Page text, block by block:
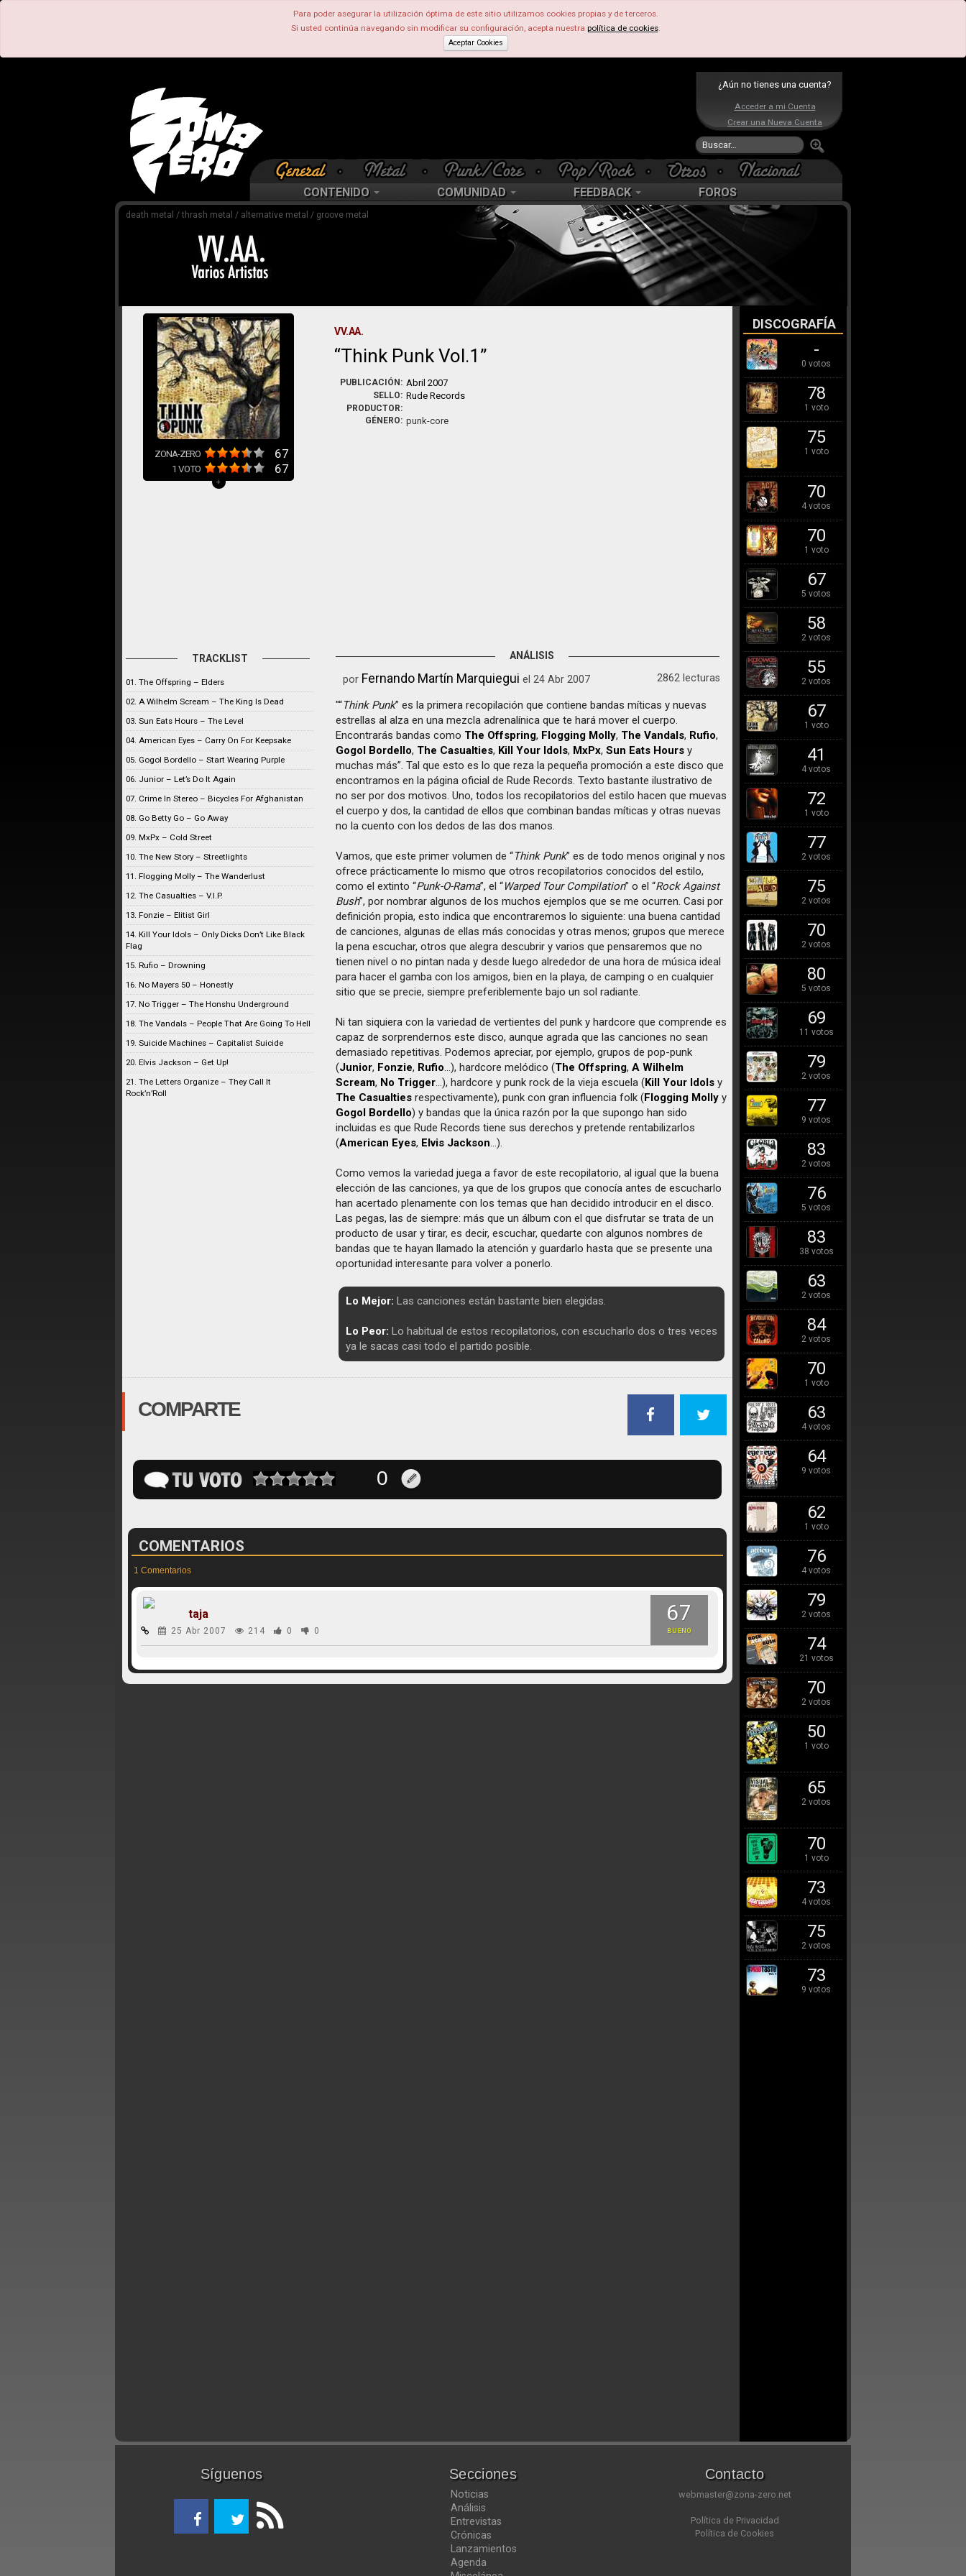
Para poder asegurar la utilización óptima de este sitio utilizamos cookies propias y de terceros.
Si usted continúa navegando sin modificar su configuración, acepta nuestra política de cookies.
Aceptar Cookies
¿Aún no tienes una cuenta?
Acceder a mi Cuenta
Crear una Nueva Cuenta
CONTENIDO COMUNIDAD FEEDBACK FOROS
death metal / thrash metal / alternative metal / groove metal
ZONA-ZERO 67
1 VOTO 67
+
VV.AA.
Think Punk Vol.1
PUBLICACIÓN: Abril 2007
SELLO: Rude Records
PRODUCTOR:
GÉNERO: punk-core
TRACKLIST
01. The Offspring – Elders
02. A Wilhelm Scream – The King Is Dead
03. Sun Eats Hours – The Level
04. American Eyes – Carry On For Keepsake
05. Gogol Bordello – Start Wearing Purple
06. Junior – Let’s Do It Again
07. Crime In Stereo – Bicycles For Afghanistan
08. Go Betty Go – Go Away
09. MxPx – Cold Street
10. The New Story – Streetlights
11. Flogging Molly – The Wanderlust
12. The Casualties – V.I.P.
13. Fonzie – Elitist Girl
14. Kill Your Idols – Only Dicks Don’t Like Black
Flag
15. Rufio – Drowning
16. No Mayers 50 – Honestly
17. No Trigger – The Honshu Underground
18. The Vandals – People That Are Going To Hell
19. Suicide Machines – Capitalist Suicide
20. Elvis Jackson – Get Up!
21. The Letters Organize – They Call It
Rock’n’Roll
ANÁLISIS
por Fernando Martín Marquiegui el 24 Abr 2007 2862 lecturas
"“Think Punk” es la primera recopilación que contiene bandas míticas y nuevas
estrellas al alza en una mezcla adrenalínica que te hará mover el cuerpo.
Encontrarás bandas como The Offspring, Flogging Molly, The Vandals, Rufio,
Gogol Bordello, The Casualties, Kill Your Idols, MxPx,Sun Eats Hours y
muchas más”. Tal que esto es lo que reza la pequeña promoción a este disco que
encontramos en la página oficial de Rude Records. Texto bastante ilustrativo de
no ser por dos motivos. Uno, todos los recopilatorios del estilo hacen que muevas
el cuerpo y dos, la cantidad de ellos que combinan bandas míticas y otras nuevas
no la cuento con los dedos de las dos manos.
Vamos, que este primer volumen de “Think Punk” es de todo menos original y nos
ofrece prácticamente lo mismo que otros recopilatorios conocidos del estilo,
como el extinto “Punk-O-Rama”, el “Warped Tour Compilation” o el “Rock Against
Bush”, por nombrar algunos de los muchos ejemplos que se me ocurren. Casi por
definición propia, esto indica que encontraremos lo siguiente: una buena cantidad
de canciones, algunas de ellas más conocidas y otras menos; grupos que merece
la pena escuchar, otros que alegra descubrir y varios que pensaremos que no
tienen nivel o no pintan nada y desde luego alrededor de una hora de música ideal
para hacer el gamba con los amigos, bien en la playa, de camping o en cualquier
sitio que se precie, siempre preferiblemente bajo un sol radiante.
Ni tan siquiera con la variedad de vertientes del punk y hardcore que comprende es
capaz de sorprendernos este disco, aunque agrada que las canciones no sean
demasiado repetitivas. Podemos apreciar, por ejemplo, grupos de pop-punk
(Junior, Fonzie, Rufio…), hardcore melódico (The Offspring,A Wilhelm
Scream, No Trigger…), hardcore y punk rock de la vieja escuela (Kill Your Idols y
The Casualties respectivamente), punk con gran influencia folk (Flogging Molly y
Gogol Bordello) y bandas que la única razón por la que supongo han sido
incluidas es que Rude Records tiene sus derechos y pretende rentabilizarlos
(American Eyes, Elvis Jackson…).
Como vemos la variedad juega a favor de este recopilatorio, al igual que la buena
elección de las canciones, ya que de los grupos que conocía antes de escucharlo
han acertado plenamente con los temas que han decidido introducir en el disco.
Las pegas, las de siempre: más que un álbum con el que disfrutar se trata de un
producto de usar y tirar, es decir, escuchar, quedarte con algunos nombres de
bandas que te hayan llamado la atención y guardarlo hasta que se presente una
oportunidad interesante para volver a ponerlo.
Lo Mejor: Las canciones están bastante bien elegidas.
Lo Peor: Lo habitual de estos recopilatorios, con escucharlo dos o tres veces
ya le sacas casi todo el partido posible.
COMPARTE
COMENTARIOS
1 Comentarios
67
BUENO
taja
25 Abr 2007 214 0 0
DISCOGRAFÍA
-
0 votos
78
1 voto
75
1 voto
70
4 votos
70
1 voto
67
5 votos
58
2 votos
55
2 votos
67
1 voto
41
4 votos
72
1 voto
77
2 votos
75
2 votos
70
2 votos
80
5 votos
69
11 votos
79
2 votos
77
9 votos
83
2 votos
76
5 votos
83
38 votos
63
2 votos
84
2 votos
70
1 voto
63
4 votos
64
9 votos
62
1 voto
76
4 votos
79
2 votos
74
21 votos
70
2 votos
50
1 voto
65
2 votos
70
1 voto
73
4 votos
75
2 votos
73
9 votos
Síguenos Secciones
Noticias
Análisis
Entrevistas
Crónicas
Lanzamientos
Agenda
Contacto
webmaster@zona-zero.net
Política de Privacidad
Política de Cookies